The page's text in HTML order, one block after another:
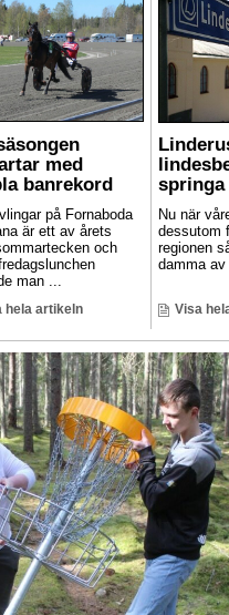
med
banrekord
på Fornaboda
är ett av årets
och
man ...
hela artikeln
Nu när
dessutom
regionen
damma
Visa